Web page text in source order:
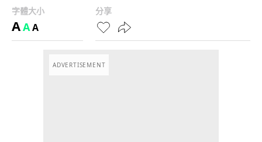
字體大小
AAA
分享
ADVERTISEMENT